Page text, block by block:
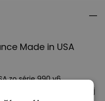
Made in USA
zo série 990 v6.
z prvotriednej prírodnej